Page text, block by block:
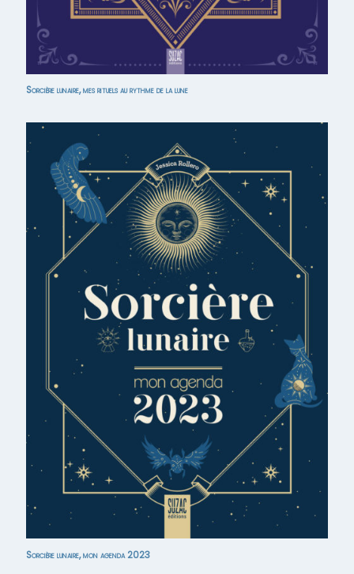
Sorcière lunaire, mes rituels au rythme de la lune
Sorcière lunaire, mon agenda 2023